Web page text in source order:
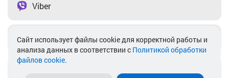
Viber
Telegram
Cайт использует файлы cookie для корректной работы и
анализа данных в соответствии с Политикой обработки
файлов cookie.